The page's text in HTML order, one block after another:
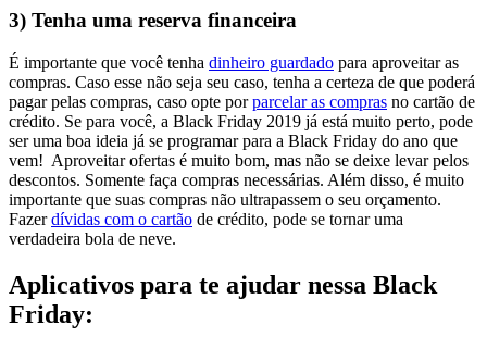
3) Tenha uma reserva financeira
É importante que você tenha dinheiro guardado para aproveitar as
compras. Caso esse não seja seu caso, tenha a certeza de que poderá
pagar pelas compras, caso opte porparcelar as compras no cartão de
crédito. Se para você, a Black Friday 2019 já está muito perto, pode
ser uma boa ideia já se programar para a Black Friday do ano que
vem! Aproveitar ofertas é muito bom, mas não se deixe levar pelos
descontos. Somente faça compras necessárias. Além disso, é muito
importante que suas compras não ultrapassem o seu orçamento.
Fazerdívidas com o cartão de crédito, pode se tornar uma
verdadeira bola de neve.
Aplicativos para te ajudar nessa Black
Friday: